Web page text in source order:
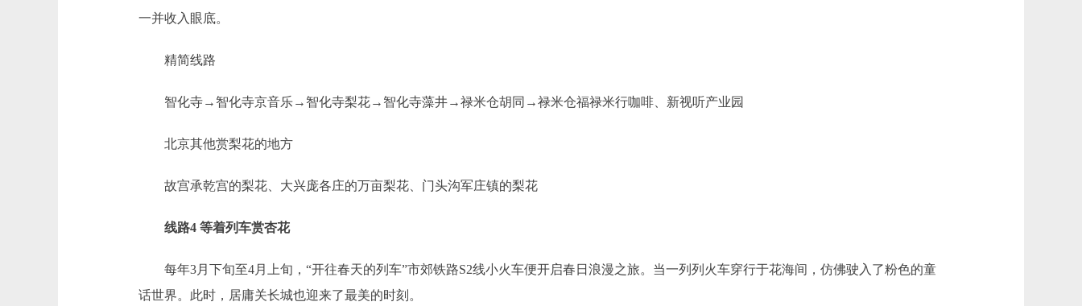
一并收入眼底。
精简线路
智化寺→智化寺京音乐→智化寺梨花→智化寺藻井→禄米仓胡同→禄米仓福禄米行咖啡、新视听产业园
北京其他赏梨花的地方
故宫承乾宫的梨花、大兴庞各庄的万亩梨花、门头沟军庄镇的梨花
线路4 等着列车赏杏花
每年3月下旬至4月上旬，“开往春天的列车”市郊铁路S2线小火车便开启春日浪漫之旅。当一列列火车穿行于花海间，仿佛驶入了粉色的童
话世界。此时，居庸关长城也迎来了最美的时刻。